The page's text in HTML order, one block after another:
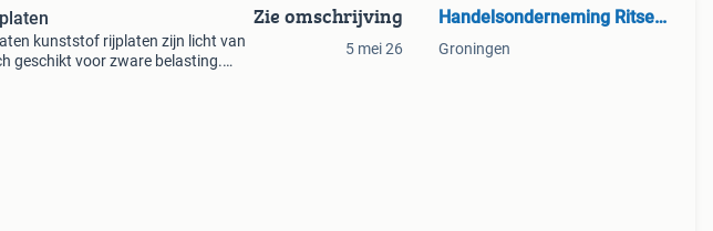
kunststof rijplaten zijn licht van
geschikt voor zware belasting.
Zie omschrijving
5 mei 26
Handelsonderneming Ritsema
Groningen